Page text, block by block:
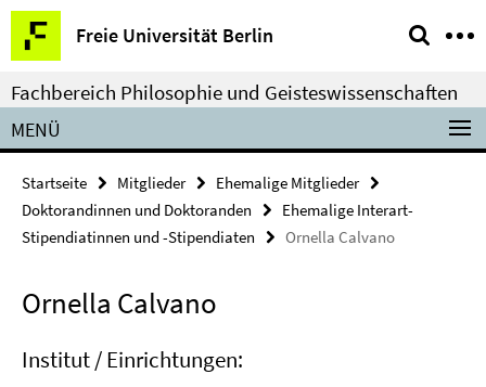
Springe
direkt
zu
Inhalt
Freie Universität Berlin
Service-
Navigation
Fachbereich Philosophie und Geisteswissenschaften
MENÜ
Startseite Mitglieder
Ehemalige Mitglieder
Doktorandinnen und Doktoranden
Ehemalige Interart-
Stipendiatinnen und -Stipendiaten
Ornella Calvano
Ornella Calvano
Institut / Einrichtungen: